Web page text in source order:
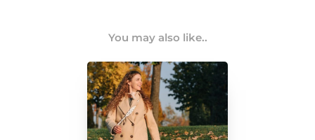
You may also like..